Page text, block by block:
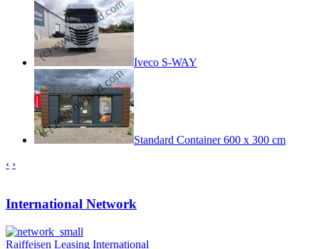
Iveco S-WAY
Standard Container 600 x 300 cm
‹ ›
International Network
Raiffeisen Leasing International